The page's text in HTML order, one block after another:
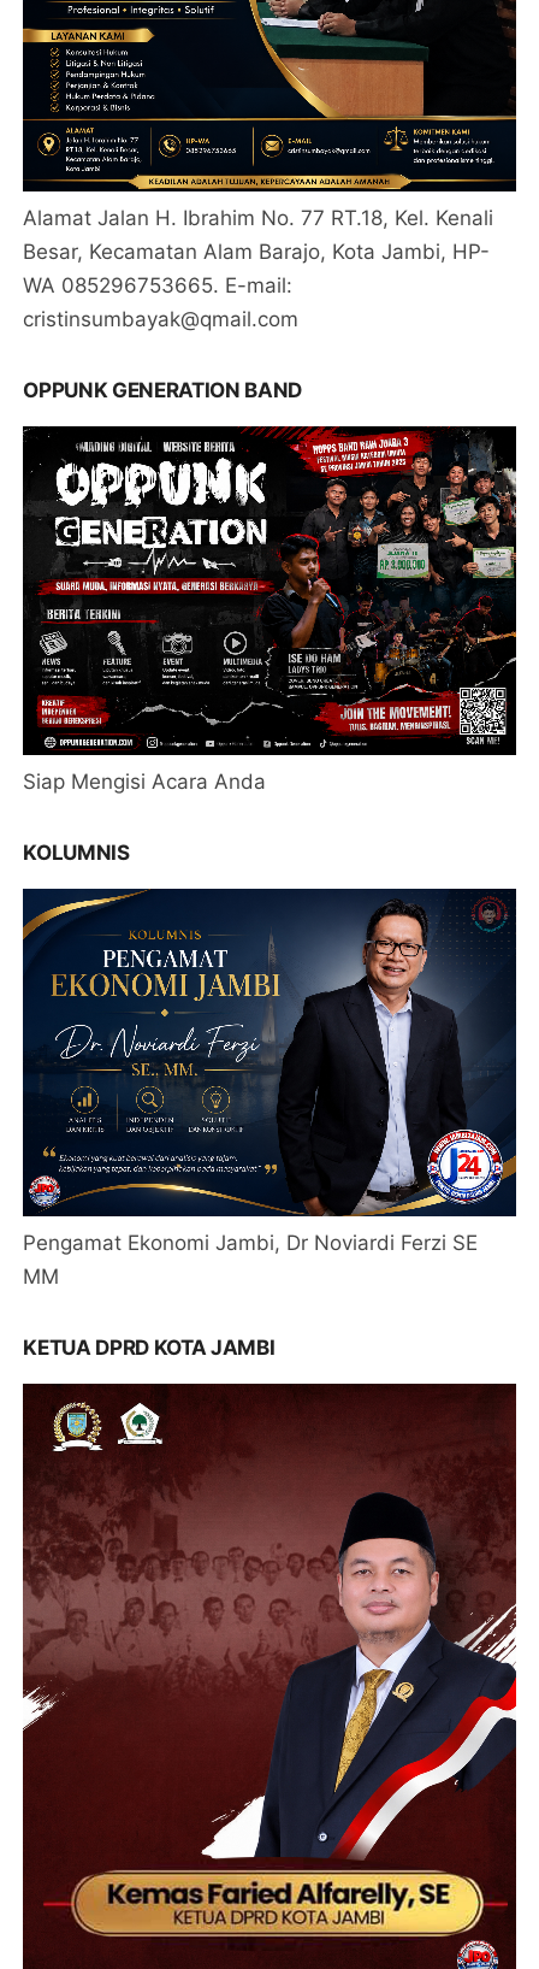
Alamat Jalan H. Ibrahim No. 77 RT.18, Kel. Kenali
Besar, Kecamatan Alam Barajo, Kota Jambi, HP-
WA 085296753665. E-mail:
cristinsumbayak@qmail.com
OPPUNK GENERATION BAND
Siap Mengisi Acara Anda
KOLUMNIS
Pengamat Ekonomi Jambi, Dr Noviardi Ferzi SE
MM
KETUA DPRD KOTA JAMBI